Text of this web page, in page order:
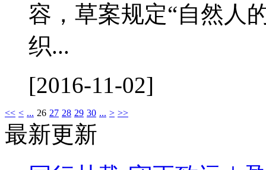
容，草案规定“自然人
织...
[2016-11-02]
<< < ... 26 27 28 29 30 ... > >>
最新更新